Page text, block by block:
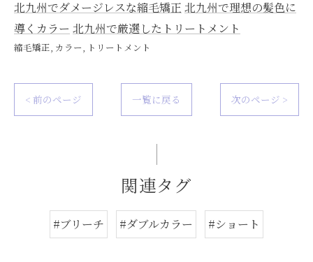
北九州でダメージレスな縮毛矯正 北九州で理想の髪色に
導くカラー 北九州で厳選したトリートメント
縮毛矯正 カラー トリートメント
< 前のページ 一覧に戻る 次のページ >
関連タグ
#ブリーチ #ダブルカラー #ショート